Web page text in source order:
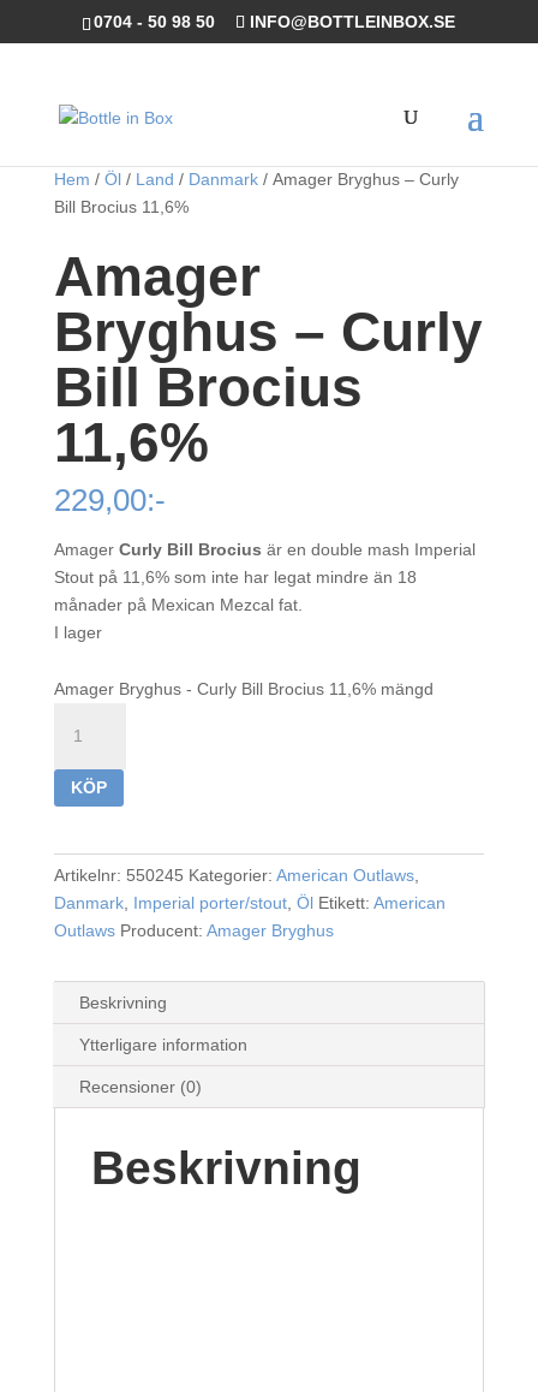
0704 - 50 98 50 INFO@BOTTLEINBOX.SE
Hem / Öl/ Land / Danmark/ Amager Bryghus – Curly
Bill Brocius 11,6%
Amager
Bryghus – Curly
Bill Brocius
11,6%
229,00:-
Amager Curly Bill Brocius är en double mash Imperial
Stout på 11,6% som inte har legat mindre än 18
månader på Mexican Mezcal fat.
I lager
Amager Bryghus - Curly Bill Brocius 11,6% mängd
KÖP
Artikelnr: 550245 Kategorier: American Outlaws,
Danmark, Imperial porter/stout, Öl Etikett: American
Outlaws Producent: Amager Bryghus
Beskrivning
Ytterligare information
Recensioner (0)
Beskrivning